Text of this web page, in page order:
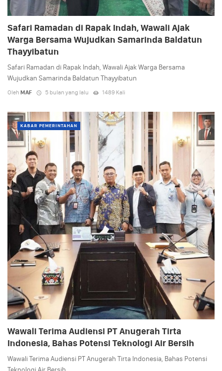
Safari Ramadan di Rapak Indah, Wawali Ajak
Warga Bersama Wujudkan Samarinda Baldatun
Thayyibatun
Safari Ramadan di Rapak Indah, Wawali Ajak Warga Bersama
Wujudkan Samarinda Baldatun Thayyibatun
Oleh MAF 5 bulan yang lalu 1489 Kali
KABAR PEMERINTAHAN
Wawali Terima Audiensi PT Anugerah Tirta
Indonesia, Bahas Potensi Teknologi Air Bersih
Wawali Terima Audiensi PT Anugerah Tirta Indonesia, Bahas Potensi